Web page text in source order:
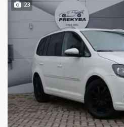
23